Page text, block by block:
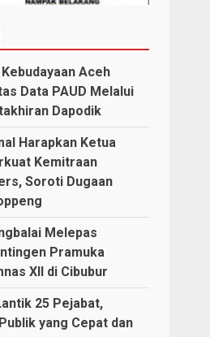
Aceh
Data PAUD Melalui
Dapodik
Harapkan Ketua
Kemitraan
Soroti Dugaan
Melepas
Pramuka
XII di Cibubur
25 Pejabat,
yang Cepat dan